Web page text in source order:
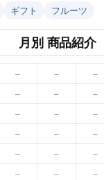
ギフト フルーツ
月別 商品紹介
– – –
– – –
– – –
– – –
– – –
– – –